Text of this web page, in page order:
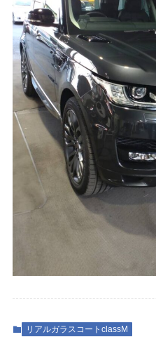
リアルガラスコートclassM